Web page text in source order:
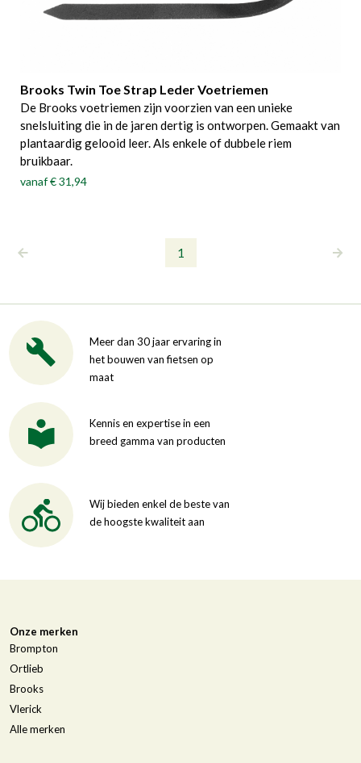
Brooks Twin Toe Strap Leder Voetriemen
De Brooks voetriemen zijn voorzien van een unieke
snelsluiting die in de jaren dertig is ontworpen. Gemaakt van
plantaardig gelooid leer. Als enkele of dubbele riem
bruikbaar.
vanaf€ 31,94
1
Meer dan 30 jaar ervaring in
het bouwen van fietsen op
maat
Kennis en expertise in een
breed gamma van producten
Wij bieden enkel de beste van
de hoogste kwaliteit aan
Onze merken
Brompton
Ortlieb
Brooks
Vlerick
Alle merken